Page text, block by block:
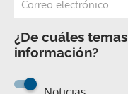
¿De cuáles
información?